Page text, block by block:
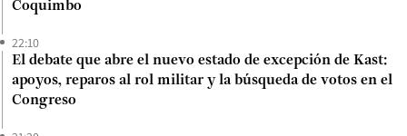
Coquimbo
22:10
El debate que abre el nuevo estado de excepción de Kast:
apoyos, reparos al rol militar y la búsqueda de votos en el
Congreso